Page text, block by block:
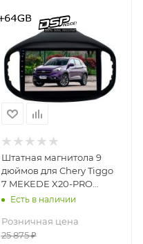
Штатная магнитола 9
дюймов для Chery Tiggo
7 MEKEDE X20-PRO
4401-6480 (крутилки)
ядер
Есть в наличии
Розничная цена
25 875₽